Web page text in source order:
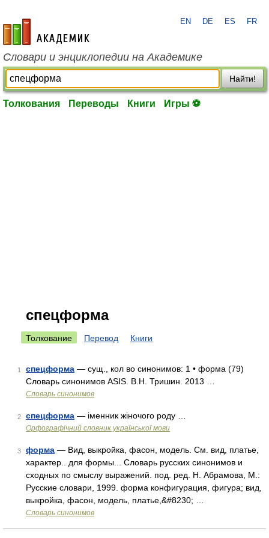
academic.ru
EN DE ES FR
Словари и энциклопедии на Академике
Найти!
Толкования Переводы Книги Игры ⚽
спецформа
Толкование Перевод Книги
1 спецформа — сущ., кол во синонимов: 1 • форма (79)
Словарь синонимов ASIS. В.Н. Тришин. 2013 …
Словарь синонимов
2 спецформа — іменник жіночого роду …
Орфографічний словник української мови
3 форма — Вид, выкройка, фасон, модель. См. вид, платье,
характер.. для формы... Словарь русских синонимов и
сходных по смыслу выражений. под. ред. Н. Абрамова, М.:
Русские словари, 1999. форма конфигурация, фигура; вид,
выкройка, фасон, модель, платье,&#8230; …
Словарь синонимов